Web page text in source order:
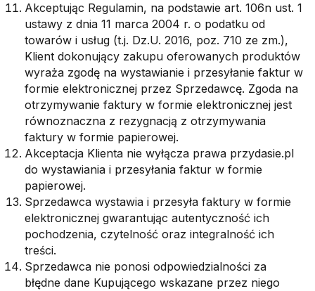
Akceptując Regulamin, na podstawie art. 106n ust. 1
ustawy z dnia 11 marca 2004 r. o podatku od
towarów i usług (t.j. Dz.U. 2016, poz. 710 ze zm.),
Klient dokonujący zakupu oferowanych produktów
wyraża zgodę na wystawianie i przesyłanie faktur w
formie elektronicznej przez Sprzedawcę. Zgoda na
otrzymywanie faktury w formie elektronicznej jest
równoznaczna z rezygnacją z otrzymywania
faktury w formie papierowej.
Akceptacja Klienta nie wyłącza prawa przydasie.pl
do wystawiania i przesyłania faktur w formie
papierowej.
Sprzedawca wystawia i przesyła faktury w formie
elektronicznej gwarantując autentyczność ich
pochodzenia, czytelność oraz integralność ich
treści.
Sprzedawca nie ponosi odpowiedzialności za
błędne dane Kupującego wskazane przez niego